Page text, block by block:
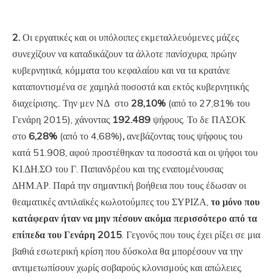
2. Οι εργατικές και οι υπόλοιπες εκμεταλλευόμενες μάζες
συνεχίζουν να καταδικάζουν τα άλλοτε πανίσχυρα, πρώην
κυβερνητικά, κόμματα του κεφαλαίου και να τα κρατάνε
καταποντισμένα σε χαμηλά ποσοστά και εκτός κυβερνητικής
διαχείρισης.. Την μεν ΝΔ στο 28,10% (από το 27,81% του
Γενάρη 2015), χάνοντας 192.489 ψήφους. Το δε ΠΑΣΟΚ
στο 6,28% (από το 4,68%), ανεβάζοντας τους ψήφους του
κατά 51.908, αφού προστέθηκαν τα ποσοστά και οι ψήφοι του
ΚΙ.ΔΗ.ΣΟ του Γ. Παπανδρέου και της εναπομένουσας
ΔΗΜ.ΑΡ. Παρά την σημαντική βοήθεια που τους έδωσαν οι
θεαματικές αντιλαϊκές κωλοτούμπες του ΣΥΡΙΖΑ, το μόνο που
κατάφεραν ήταν να μην πέσουν ακόμα περισσότερο από τα
επίπεδα του Γενάρη 2015 . Γεγονός που τους έχει ρίξει σε μια
βαθιά εσωτερική κρίση που δύσκολα θα μπορέσουν να την
αντιμετωπίσουν χωρίς σοβαρούς κλονισμούς και απώλειες.